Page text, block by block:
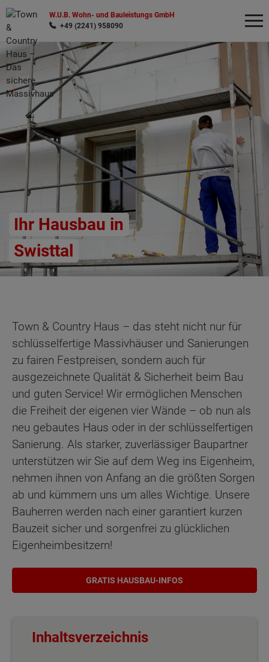
W.U.B. Wohn- und Bauleistungs GmbH
+49 (2241) 958090
Ihr Hausbau in
Swisttal
Town & Country Haus – das steht nicht nur für
schlüsselfertige Massivhäuser und Sanierungen
zu fairen Festpreisen, sondern auch für
ausgezeichnete Qualität & Sicherheit beim Bau
und guten Service! Wir ermöglichen Menschen
die Freiheit der eigenen vier Wände – ob nun als
neu gebautes Haus oder in der schlüsselfertigen
Sanierung. Als starker, zuverlässiger Baupartner
unterstützen wir Sie auf dem Weg ins Eigenheim,
nehmen ihnen von Anfang an die größten Sorgen
ab und kümmern uns um alles Wichtige. Unsere
Bauherren werden nach einer garantiert kurzen
Bauzeit sicher und sorgenfrei zu glücklichen
Eigenheimbesitzern!
GRATIS HAUSBAU-INFOS
Inhaltsverzeichnis
Wonach möchten Sie suchen?